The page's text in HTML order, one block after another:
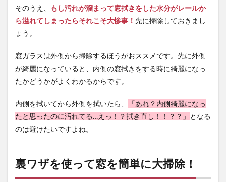
そのうえ、
もし汚れが溜まって窓拭きをした水分がレールか
ら溢れてしまったらそれこそ大惨事！ 先に掃除しておきまし
ょう。
窓ガラスは外側から掃除するほうがおススメです。先に外側
が綺麗になっていると、内側の窓拭きをする時に綺麗になっ
たかどうかがよくわかるからです。
内側を拭いてから外側を拭いたら、
「あれ？内側綺麗になっ
たと思ったのに汚れてる…えっ！？拭き直し！！？？」 となる
のは避けたいですよね。
裏ワザを使って窓を簡単に大掃除！